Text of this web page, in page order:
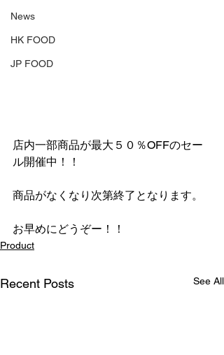
News
HK FOOD
JP FOOD
店内一部商品が最大５０％OFFのセー
ル開催中！！
商品がなくなり次第終了となります。
お早めにどうぞー！！
Product
Recent Posts See All